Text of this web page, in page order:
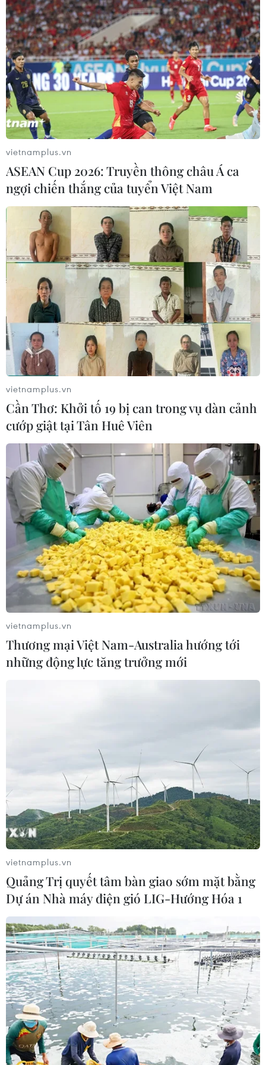
TIN CÙNG CHUYÊN MỤC
vietnamplus.vn
ASEAN Cup 2026: Truyền thông châu Á ca
ngợi chiến thắng của tuyển Việt Nam
vietnamplus.vn
Cần Thơ: Khởi tố 19 bị can trong vụ dàn cảnh
cướp giật tại Tân Huê Viên
vietnamplus.vn
Thương mại Việt Nam-Australia hướng tới
những động lực tăng trưởng mới
vietnamplus.vn
Quảng Trị quyết tâm bàn giao sớm mặt bằng
Dự án Nhà máy điện gió LIG-Hướng Hóa 1